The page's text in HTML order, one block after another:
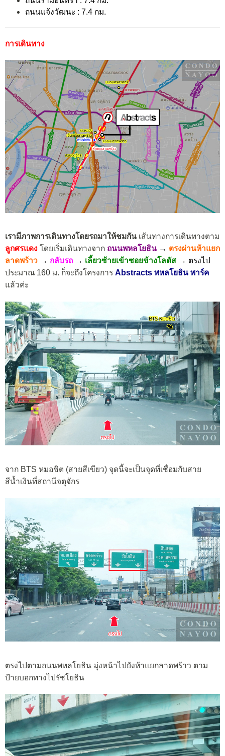
ถนนแจ้งวัฒนะ : 7.4 กม.
การเดินทาง
เรามีภาพการเดินทางโดยรถมาให้ชมกัน เส้นทางการเดินทางตาม
ลูกศรแดง โดยเริ่มเดินทางจาก ถนนพหลโยธิน → ตรงผ่านห้าแยก
ลาดพร้าว → กลับรถ → เลี้ยวซ้ายเข้าซอยข้างโลตัส → ตรงไป
ประมาณ 160 ม. ก็จะถึงโครงการ Abstracts พหลโยธิน พาร์ค
แล้วค่ะ
จาก BTS หมอชิต (สายสีเขียว) จุดนี้จะเป็นจุดที่เชื่อมกับสาย
สีน้ำเงินที่สถานีจตุจักร
ตรงไปตามถนนพหลโยธิน มุ่งหน้าไปยังห้าแยกลาดพร้าว ตาม
ป้ายบอกทางไปรัชโยธิน